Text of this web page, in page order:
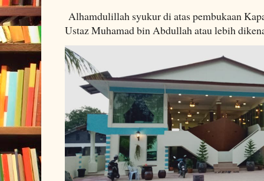
Alhamdulillah syukur di atas pembukaan
Ustaz Muhamad bin Abdullah atau lebih